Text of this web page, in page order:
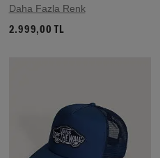
Daha Fazla Renk
2.999,00 TL